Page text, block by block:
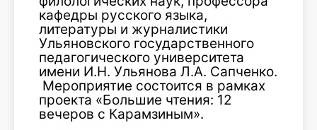
кафедры русского языка,
литературы и журналистики
Ульяновского государственного
педагогического университета
имени И.Н. Ульянова Л.А. Сапченко.
Мероприятие состоится в рамках
проекта «Большие чтения: 12
вечеров с Карамзиным».